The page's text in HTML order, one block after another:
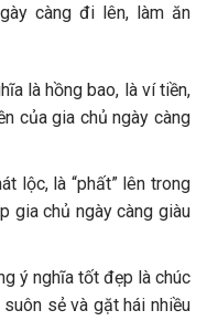
càng đi lên, làm ăn
là hồng bao, là ví tiền,
của gia chủ ngày càng
lộc, là “phất” lên trong
gia chủ ngày càng giàu
ý nghĩa tốt đẹp là chúc
sẻ và gặt hái nhiều